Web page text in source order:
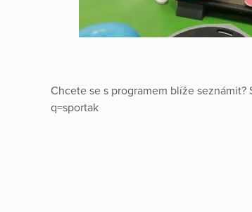
Chcete se s programem blíže
q=sportak